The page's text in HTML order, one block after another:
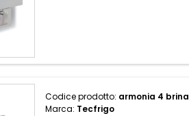
Codice prodotto: armonia 4 brina
Marca: Tecfrigo